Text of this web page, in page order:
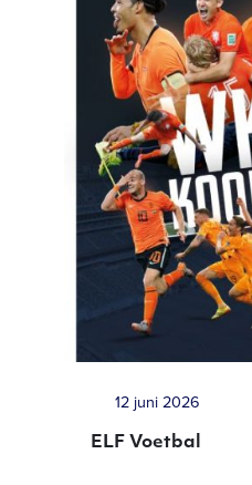
12 juni 2026
ELF Voetbal